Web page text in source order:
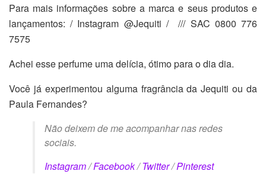
Para mais informações sobre a marca e seus produtos e
lançamentos: / Instagram @Jequiti / /// SAC 0800 776
7575
Achei esse perfume uma delícia, ótimo para o dia dia.
Você já experimentou alguma fragrância da Jequiti ou da
Paula Fernandes?
Não deixem de me acompanhar nas redes
sociais.
Instagram/Facebook/Twitter/Pinterest